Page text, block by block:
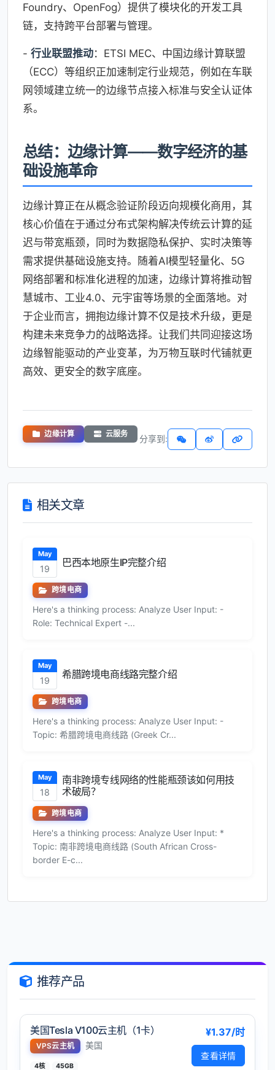
Foundry、OpenFog）提供了模块化的开发工具
链，支持跨平台部署与管理。
- 行业联盟推动：ETSI MEC、中国边缘计算联盟
（ECC）等组织正加速制定行业规范，例如在车联
网领域建立统一的边缘节点接入标准与安全认证体
系。
总结：边缘计算——数字经济的基
础设施革命
边缘计算正在从概念验证阶段迈向规模化商用，其
核心价值在于通过分布式架构解决传统云计算的延
迟与带宽瓶颈，同时为数据隐私保护、实时决策等
需求提供基础设施支持。随着AI模型轻量化、5G
网络部署和标准化进程的加速，边缘计算将推动智
慧城市、工业4.0、元宇宙等场景的全面落地。对
于企业而言，拥抱边缘计算不仅是技术升级，更是
构建未来竞争力的战略选择。让我们共同迎接这场
边缘智能驱动的产业变革，为万物互联时代铺就更
高效、更安全的数字底座。
边缘计算 云服务 分享到:
相关文章
May
19
巴西本地原生IP完整介绍
跨境电商
Here's a thinking process: Analyze User Input: -
Role: Technical Expert -...
May
19
希腊跨境电商线路完整介绍
跨境电商
Here's a thinking process: Analyze User Input: -
Topic: 希腊跨境电商线路 (Greek Cr...
May
18
南非跨境专线网络的性能瓶颈该如何用技
术破局？
跨境电商
Here's a thinking process: Analyze User Input: *
Topic: 南非跨境电商线路 (South African Cross-
border E-c...
推荐产品
美国Tesla V100云主机（1卡）
VPS云主机 美国
4核 45GB
¥1.37/时
查看详情